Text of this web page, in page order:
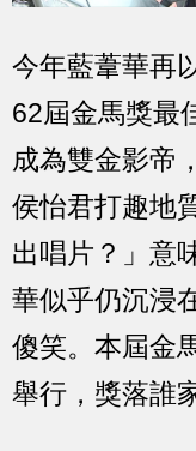
今年藍葦華再
62屆金馬獎最
成為雙金影帝
侯怡君打趣地
出唱片？」意
華似乎仍沉浸
傻笑。本屆金
舉行，獎落誰